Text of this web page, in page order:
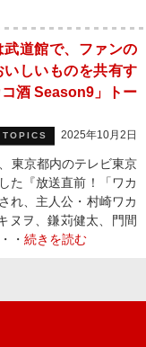
道館で、ファンの
いしいものを共有す
酒 Season9」トー
TOPICS 2025年10月2日
東京都内のテレビ東京
た『放送直前！「ワカ
れ、主人公・村崎ワカ
ヌヲ、鎌苅健太、門間
・ 続きを読む